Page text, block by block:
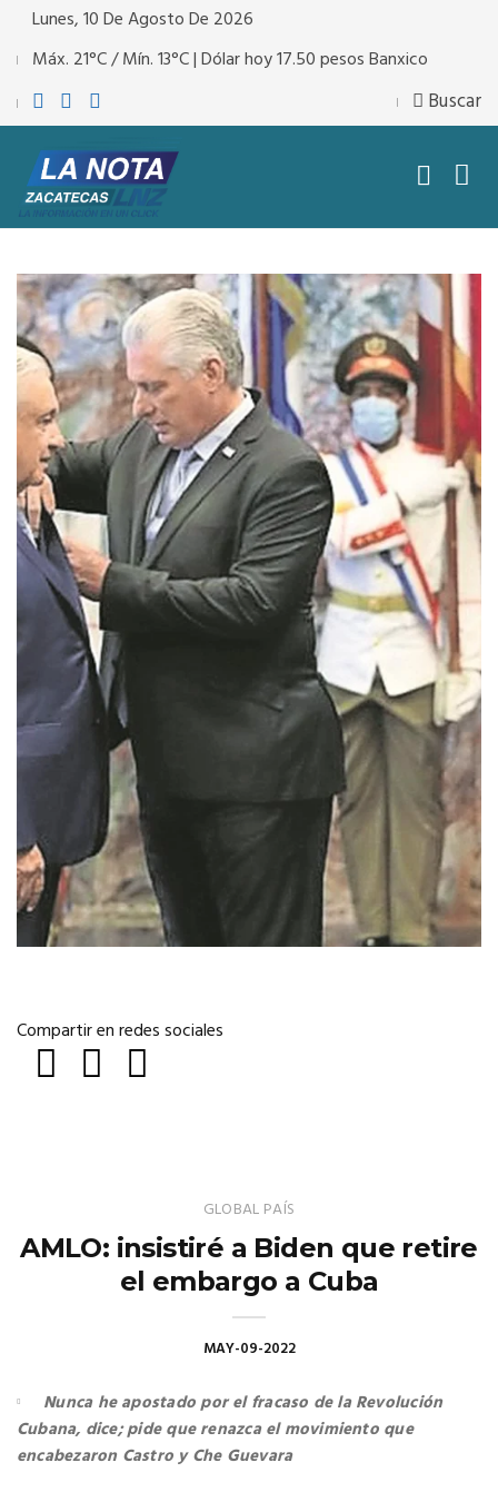
Lunes, 10 De Agosto De 2026
Máx. 21°C / Mín. 13°C | Dólar hoy 17.50 pesos Banxico
Buscar
Compartir en redes sociales
GLOBAL PAÍS
AMLO: insistiré a Biden que retire
el embargo a Cuba
MAY-09-2022
Nunca he apostado por el fracaso de la Revolución
Cubana, dice; pide que renazca el movimiento que
encabezaron Castro y Che Guevara